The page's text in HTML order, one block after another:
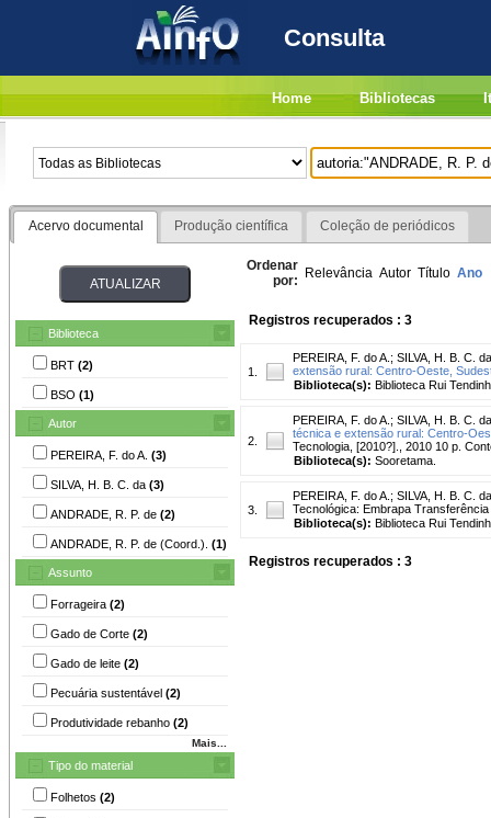
Consulta
Home Bibliotecas
Acervo documental Produção científica Coleção de periódicos
Biblioteca
BRT (2)
BSO (1)
Autor
PEREIRA, F. do A. (3)
SILVA, H. B. C. da (3)
ANDRADE, R. P. de (2)
ANDRADE, R. P. de (Coord.). (1)
Assunto
Forrageira (2)
Gado de Corte (2)
Gado de leite (2)
Pecuária sustentável (2)
Produtividade rebanho (2)
Mais...
Tipo do material
Folhetos (2)
Ordenar
por: Relevância Autor Título Ano
Registros recuperados : 3
1.
PEREIRA, F. do A. ; SILVA, H. B. C. da
extensão rural: Centro-Oeste,
Biblioteca(s): Biblioteca Rui
2.
PEREIRA, F. do A. ; SILVA, H. B. C. da
técnica e extensão rural: Centro-
Tecnologia, [2010?]., 2010 10 p.
Biblioteca(s): Sooretama.
3.
PEREIRA, F. do A. ; SILVA, H. B. C. da
Tecnológica: Embrapa
Biblioteca(s): Biblioteca Rui
Registros recuperados : 3